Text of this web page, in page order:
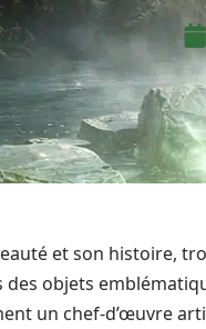
et son histoire,
objets
un chef-d’œuvre